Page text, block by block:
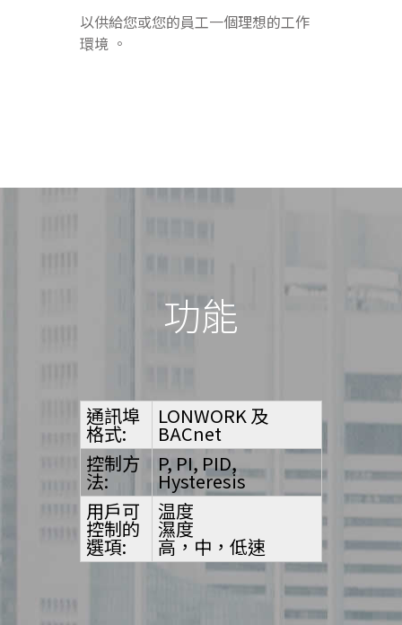
以供給您或您的員工一個理想的工作
環境 。
功能
通訊埠
格式:
LONWORK 及
BACnet
控制方
法:
P, PI, PID,
Hysteresis
用戶可
控制的
選項:
温度
濕度
高，中，低速